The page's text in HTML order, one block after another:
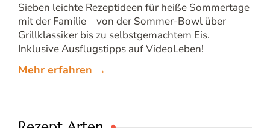
Sieben leichte Rezeptideen für heiße Sommertage
mit der Familie – von der Sommer-Bowl über
Grillklassiker bis zu selbstgemachtem Eis.
Inklusive Ausflugstipps auf VideoLeben!
Mehr erfahren →